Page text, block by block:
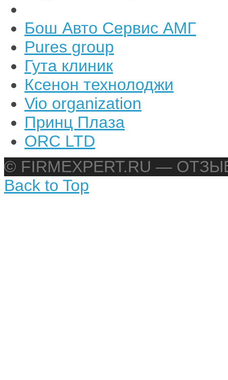
Бош Авто Сервис АМГ
Pures group
Гута клиник
Ксенон технолоджи
Vio organization
Принц Плаза
ORC LTD
© FIRMEXPERT.RU —
Back to Top